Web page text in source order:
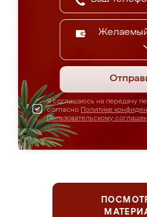
Я соглашаюсь на передачу
согласно Политике
Пользовательскому